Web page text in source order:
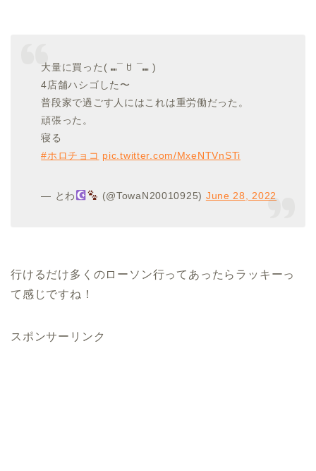
大量に買った( ⑉¯ ꇴ ¯⑉ )
4店舗ハシゴした〜
普段家で過ごす人にはこれは重労働だった。
頑張った。
寝る
#ホロチョコ pic.twitter.com/MxeNTVnSTi
— とわ (@TowaN20010925) June 28, 2022
行けるだけ多くのローソン行ってあったらラッキーっ
て感じですね！
スポンサーリンク